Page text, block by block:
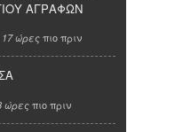
ΑΓΡΑΦΩΝ
ώρες πιο πριν
ώρεςπιο πριν